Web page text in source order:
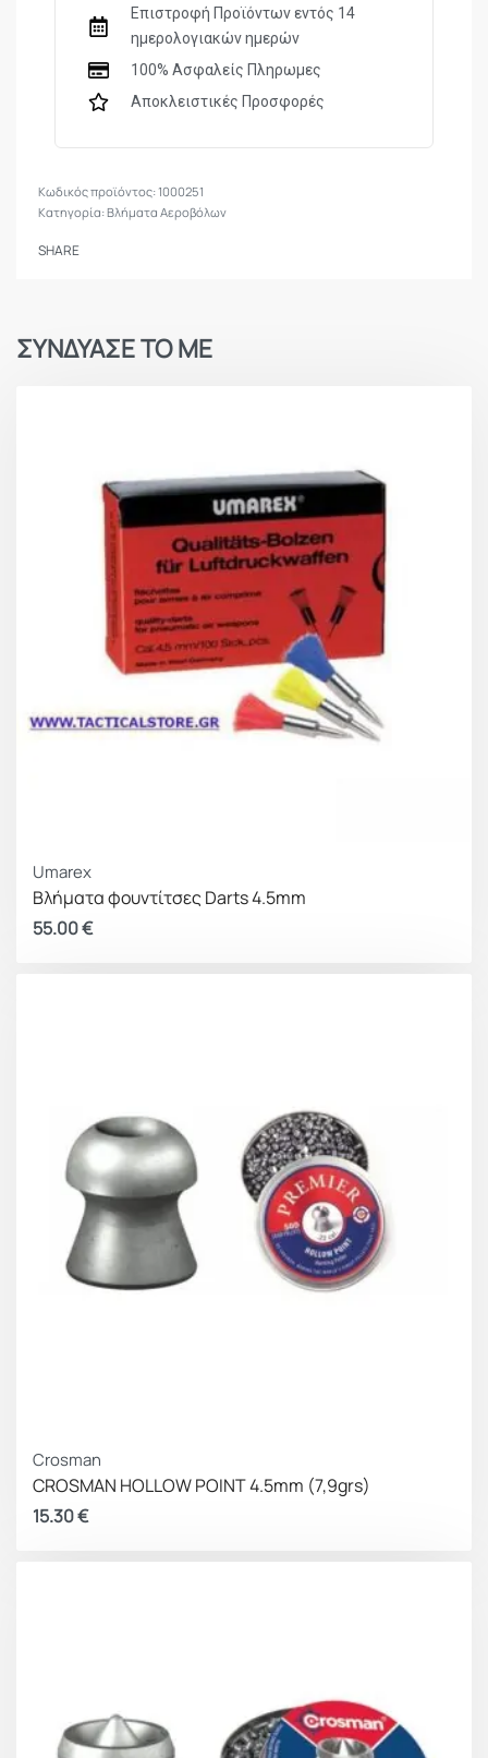
Επιστροφή Προϊόντων εντός 14
ημερολογιακών ημερών
100% Ασφαλείς Πληρωμες
Αποκλειστικές Προσφορές
1000251
Κατηγορία:Βλήματα Αεροβόλων
SHARE
ΣΥΝΔΥΑΣΕ ΤΟ ΜΕ
Umarex
Βλήματα φουντίτσες Darts 4.5mm
55.00€
Crosman
CROSMAN HOLLOW POINT 4.5mm (7,9grs)
15.30€